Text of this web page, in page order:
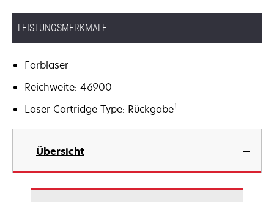
LEISTUNGSMERKMALE
Farblaser
Reichweite: 46900
Laser Cartridge Type: Rückgabe†
Übersicht